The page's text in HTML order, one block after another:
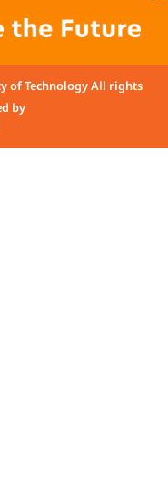
of Technology All rights
by